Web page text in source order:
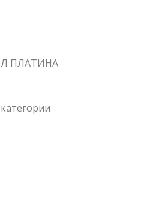
ПЛАТИНА